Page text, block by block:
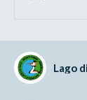
Lago